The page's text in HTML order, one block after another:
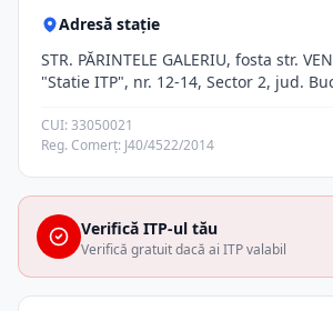
Adresă stație
STR. PĂRINTELE GALERIU, fosta str.
"Statie ITP", nr. 12-14, Sector 2, jud.
CUI: 33050021
Reg. Comerț: J40/4522/2014
Verifică ITP-ul tău
Verifică gratuit dacă ai ITP valabil